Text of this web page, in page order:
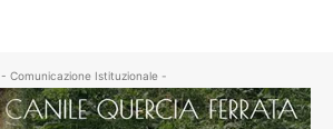
- Comunicazione Istituzionale -